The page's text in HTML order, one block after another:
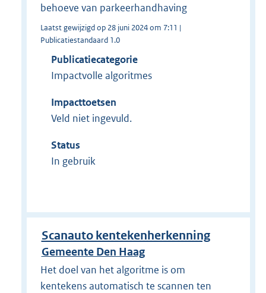
behoeve van parkeerhandhaving
Laatst gewijzigd op 28 juni 2024 om 7:11 |
Publicatiestandaard 1.0
Publicatiecategorie
Impactvolle algoritmes
Impacttoetsen
Veld niet ingevuld.
Status
In gebruik
Scanauto kentekenherkenning
Gemeente Den Haag
Het doel van het algoritme is om
kentekens automatisch te scannen ten